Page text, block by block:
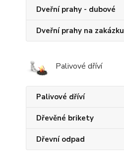
Dveřní prahy - dubové
Dveřní prahy na zakázku
Palivové dříví
Palivové dříví
Dřevěné brikety
Dřevní odpad